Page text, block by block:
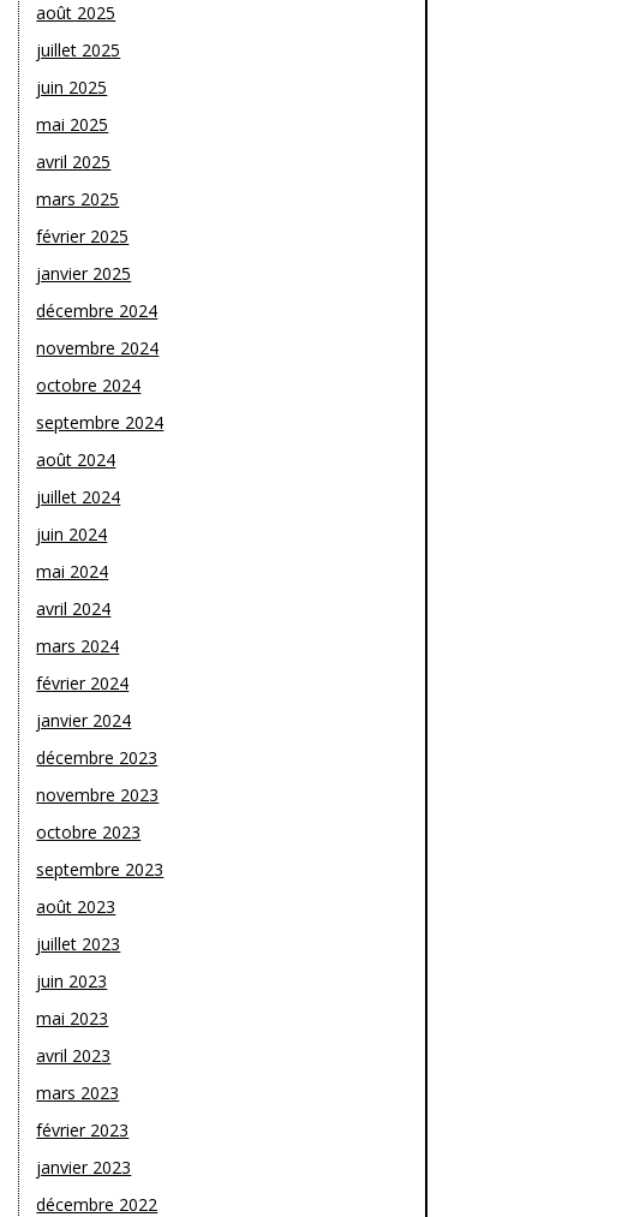
août 2025
juillet 2025
juin 2025
mai 2025
avril 2025
mars 2025
février 2025
janvier 2025
décembre 2024
novembre 2024
octobre 2024
septembre 2024
août 2024
juillet 2024
juin 2024
mai 2024
avril 2024
mars 2024
février 2024
janvier 2024
décembre 2023
novembre 2023
octobre 2023
septembre 2023
août 2023
juillet 2023
juin 2023
mai 2023
avril 2023
mars 2023
février 2023
janvier 2023
décembre 2022